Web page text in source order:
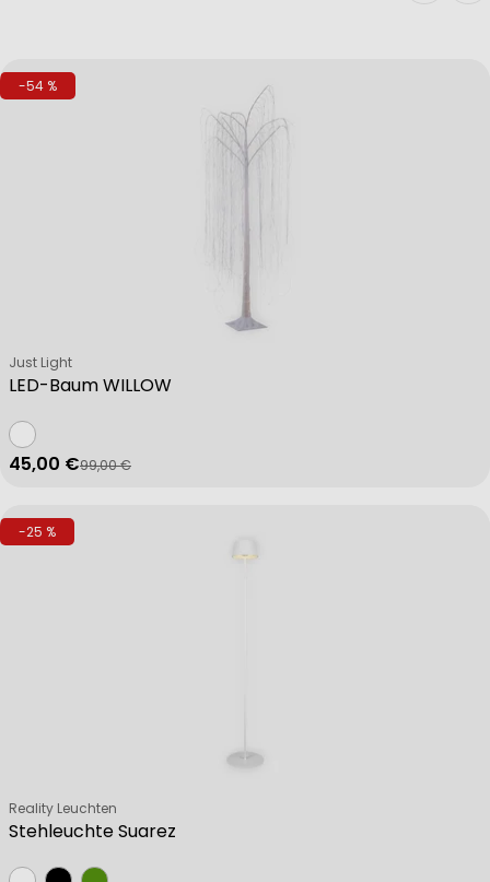
-54 %
LED-Baum WILLOW
Verkäufer:
Just Light
Verkaufspreis
45,00 €
Regulärer Preis
99,00 €
-25 %
Stehleuchte Suarez
Verkäufer:
Reality Leuchten